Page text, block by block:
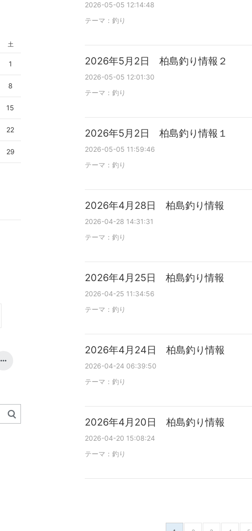
2026-05-05 12:14:48
テーマ： 釣り
2026年5月2日 柏島釣り情報２
2026-05-05 12:01:30
テーマ： 釣り
2026年5月2日 柏島釣り情報１
2026-05-05 11:59:46
テーマ： 釣り
2026年4月28日 柏島釣り情報
2026-04-28 14:31:31
テーマ： 釣り
2026年4月25日 柏島釣り情報
2026-04-25 11:34:56
テーマ： 釣り
2026年4月24日 柏島釣り情報
2026-04-24 06:39:50
テーマ： 釣り
2026年4月20日 柏島釣り情報
2026-04-20 15:08:24
テーマ： 釣り
土
1
8
15
22
29